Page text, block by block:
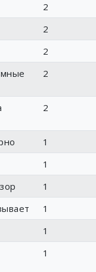
2
2
2
2
2
1
1
1
1
1
1